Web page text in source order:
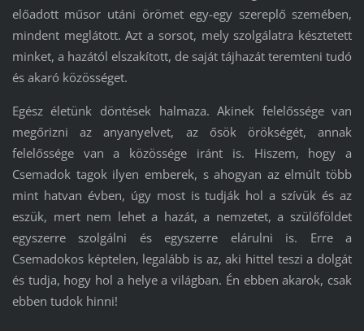
előadott műsor utáni örömet egy-egy szereplő szemében,
mindent meglátott. Azt a sorsot, mely szolgálatra késztetett
minket, a hazától elszakított, de saját tájhazát teremteni tudó
és akaró közösséget.
Egész életünk döntések halmaza. Akinek felelőssége van
megőrizni az anyanyelvet, az ősök örökségét, annak
felelőssége van a közössége iránt is. Hiszem, hogy a
Csemadok tagok ilyen emberek, s ahogyan az elmúlt több
mint hatvan évben, úgy most is tudják hol a szívük és az
eszük, mert nem lehet a hazát, a nemzetet, a szülőföldet
egyszerre szolgálni és egyszerre elárulni is. Erre a
Csemadokos képtelen, legalább is az, aki hittel teszi a dolgát
és tudja, hogy hol a helye a világban. Én ebben akarok, csak
ebben tudok hinni!